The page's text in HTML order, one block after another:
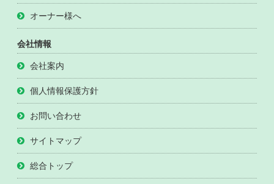
オーナー様へ
会社情報
会社案内
個人情報保護方針
お問い合わせ
サイトマップ
総合トップ